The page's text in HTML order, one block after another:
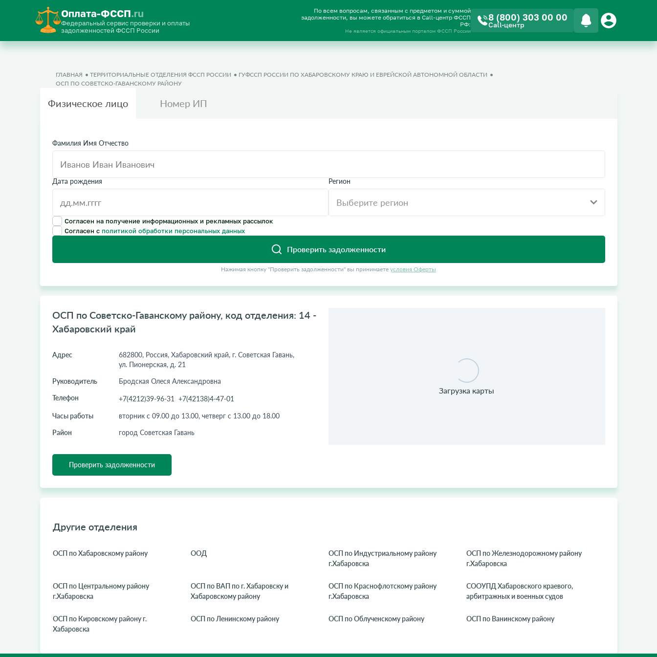
Оплата-ФССП.ru
Федеральный сервис проверки и оплаты
задолженностей ФССП России
По всем вопросам, связанным с предметом и суммой
задолженности, вы можете обратиться в Call-центр ФССП
РФ:
Не является официальным порталом ФССП России
8 (800) 303 00 00
Call-центр
ГЛАВНАЯ ТЕРРИТОРИАЛЬНЫЕ ОТДЕЛЕНИЯ ФССП РОССИИ
ГУФССП РОССИИ ПО ХАБАРОВСКОМУ КРАЮ И ЕВРЕЙСКОЙ АВТОНОМНОЙ ОБЛАСТИ
ОСП ПО СОВЕТСКО-ГАВАНСКОМУ РАЙОНУ
Физическое лицо Номер ИП
Фамилия Имя Отчество
Дата рождения Регион
Согласен на получение информационных и рекламных рассылок
Согласен с политикой обработки персональных данных
Проверить задолженности
Нажимая кнопку "Проверить задолженности" вы принимаете условия Оферты
ОСП по Советско-Гаванскому району, код отделения: 14 -
Хабаровский край
Адрес
682800, Россия, Хабаровский край, г. Советская Гавань,
ул. Пионерская, д. 21
Руководитель
Бродская Олеся Александровна
Телефон
+7(4212)39-96-31 +7(42138)4-47-01
Часы работы
вторник с 09.00 до 13.00, четверг с 13.00 до 18.00
Район
город Советская Гавань
Проверить задолженности
Другие отделения
ОСП по Хабаровскому району ООД
ОСП по Индустриальному району
г.Хабаровска
ОСП по Железнодорожному району
г.Хабаровска
ОСП по Центральному району
г.Хабаровска
ОСП по ВАП по г. Хабаровску и
Хабаровскому району
ОСП по Краснофлотскому району
г.Хабаровска
СООУПД Хабаровского краевого,
арбитражных и военных судов
ОСП по Кировскому району г.
Хабаровска
ОСП по Ленинскому району ОСП по Облученскому району ОСП по Ванинскому району